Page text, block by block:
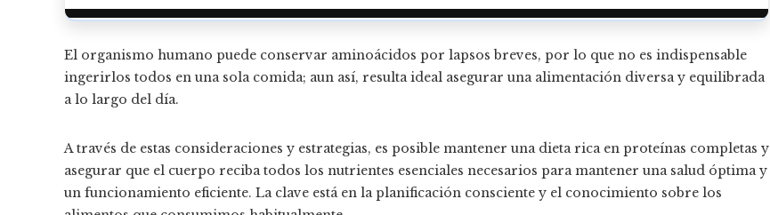
El organismo humano puede conservar aminoácidos por lapsos breves, por lo que no es indispensable
ingerirlos todos en una sola comida; aun así, resulta ideal asegurar una alimentación diversa y equilibrada
a lo largo del día.
A través de estas consideraciones y estrategias, es posible mantener una dieta rica en proteínas completas y
asegurar que el cuerpo reciba todos los nutrientes esenciales necesarios para mantener una salud óptima y
un funcionamiento eficiente. La clave está en la planificación consciente y el conocimiento sobre los